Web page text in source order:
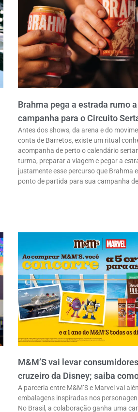
Brahma pega a estrada rumo
campanha para o Circuito
Antes dos shows, da arena e do
conta de Barretos, existe um ritual
acompanha de perto o calendário
turma, preparar a viagem e pegar a
justamente esse percurso que Brahma
ponto de partida para sua campanha
M&M’S vai levar
cruzeiro da Disney; saiba
A parceria entre M&M’S e Marvel vai
embalagens inspiradas nos
No Brasil, a colaboração ganha uma